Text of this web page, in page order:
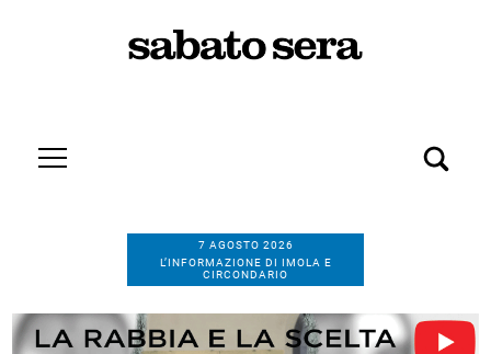
7 AGOSTO 2026
L’INFORMAZIONE DI IMOLA E
CIRCONDARIO